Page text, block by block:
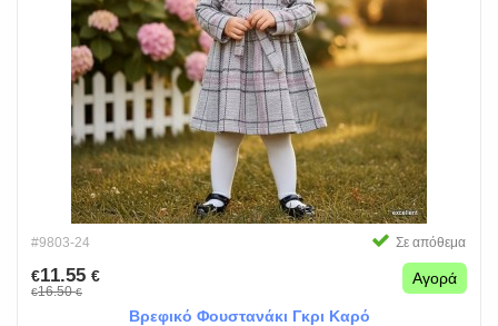
#9803-24 Σε απόθεμα
€11.55 €
€16.50€
Αγορά
Βρεφικό Φουστανάκι Γκρι Καρό